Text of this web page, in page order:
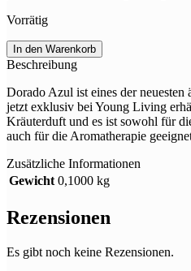
Vorrätig
Dorado
Azul
Öl
-
5
ml
In den Warenkorb
Beschreibung
Dorado Azul ist eines der neuesten
jetzt exklusiv bei Young Living
Kräuterduft und es ist sowohl für
auch für die Aromatherapie
Zusätzliche Informationen
Gewicht 0,1000 kg
Rezensionen
Es gibt noch keine Rezensionen.